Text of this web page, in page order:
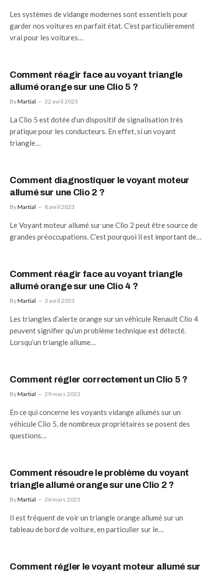
Les systèmes de vidange modernes sont essentiels pour
garder nos voitures en parfait état. C’est particulièrement
vrai pour les voitures…
Comment réagir face au voyant triangle
allumé orange sur une Clio 5 ?
ByMartial 22 avril 2023
La Clio 5 est dotée d’un dispositif de signalisation très
pratique pour les conducteurs. En effet, si un voyant
triangle…
Comment diagnostiquer le voyant moteur
allumé sur une Clio 2 ?
ByMartial 8 avril 2023
Le Voyant moteur allumé sur une Clio 2 peut être source de
grandes préoccupations. C’est pourquoi il est important de…
Comment réagir face au voyant triangle
allumé orange sur une Clio 4 ?
ByMartial 3 avril 2023
Les triangles d’alerte orange sur un véhicule Renault Clio 4
peuvent signifier qu’un problème technique est détecté.
Lorsqu’un triangle allume…
Comment régler correctement un Clio 5 ?
ByMartial 29 mars 2023
En ce qui concerne les voyants vidange allumés sur un
véhicule Clio 5, de nombreux propriétaires se posent des
questions…
Comment résoudre le problème du voyant
triangle allumé orange sur une Clio 2 ?
ByMartial 26 mars 2023
Il est fréquent de voir un triangle orange allumé sur un
tableau de bord de voiture, en particulier sur le…
Comment régler le voyant moteur allumé sur